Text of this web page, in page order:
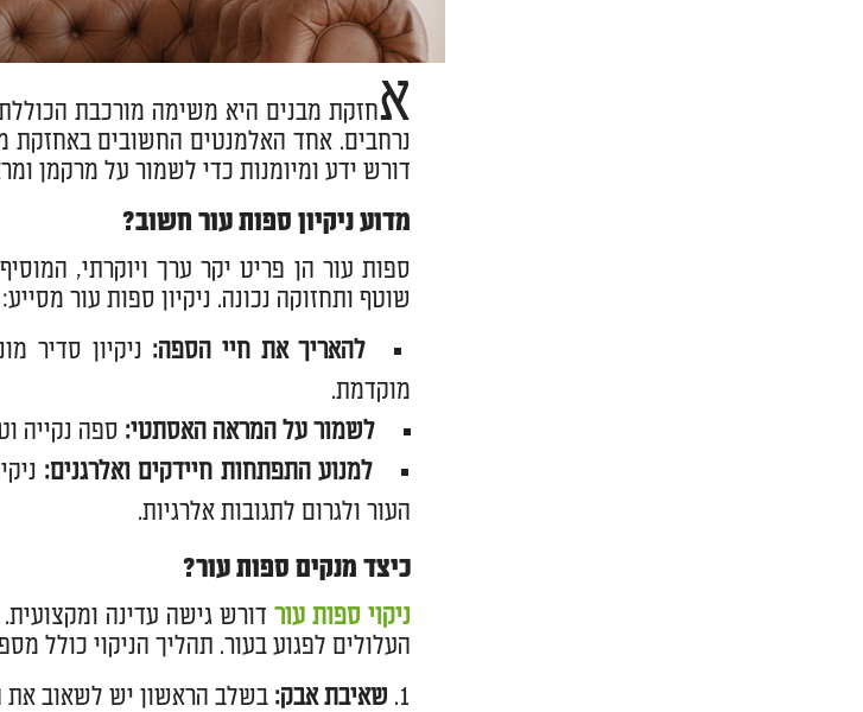
אחזקת מבנים היא משימה מורכבת
נרחבים. אחד האלמנטים החשובים באחזקת
דורש ידע ומיומנות כדי לשמור על מרקמן
מדוע ניקיון ספות עור חשוב?
ספות עור הן פריט יקר ערך ויוקרתי,
שוטף ותחזוקה נכונה. ניקיון ספות עור מסייע:
להאריך את חיי הספה: ניקיון סדיר
מוקדמת.
לשמור על המראה האסתטי: ספה נקייה
למנוע התפתחות חיידקים ואלרגנים:
העור ולגרום לתגובות אלרגיות.
כיצד מנקים ספות עור?
ניקוי ספות עור דורש גישה עדינה
העלולים לפגוע בעור. תהליך הניקוי כולל
שאיבת אבק: בשלב הראשון יש לשאוב את